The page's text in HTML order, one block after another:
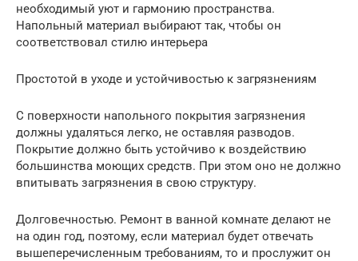
необходимый уют и гармонию пространства.
Напольный материал выбирают так, чтобы он
соответствовал стилю интерьера
Простотой в уходе и устойчивостью к загрязнениям
С поверхности напольного покрытия загрязнения
должны удаляться легко, не оставляя разводов.
Покрытие должно быть устойчиво к воздействию
большинства моющих средств. При этом оно не должно
впитывать загрязнения в свою структуру.
Долговечностью. Ремонт в ванной комнате делают не
на один год, поэтому, если материал будет отвечать
вышеперечисленным требованиям, то и прослужит он